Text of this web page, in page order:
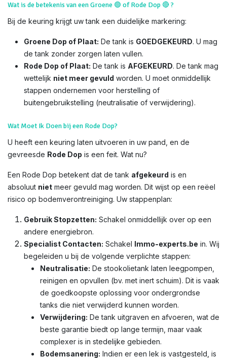
Wat is de betekenis van een Groene 🟢 of Rode Dop🔴?
Bij de keuring krijgt uw tank een duidelijke markering:
Groene Dop of Plaat: De tank is GOEDGEKEURD. U mag
de tank zonder zorgen laten vullen.
Rode Dop of Plaat: De tank is AFGEKEURD. De tank mag
wettelijk niet meer gevuld worden. U moet onmiddellijk
stappen ondernemen voor herstelling of
buitengebruikstelling (neutralisatie of verwijdering).
Wat Moet Ik Doen bij een Rode Dop?
U heeft een keuring laten uitvoeren in uw pand, en de
gevreesde Rode Dop is een feit. Wat nu?
Een Rode Dop betekent dat de tank afgekeurd is en
absoluut niet meer gevuld mag worden. Dit wijst op een reëel
risico op bodemverontreiniging. Uw stappenplan:
Gebruik Stopzetten: Schakel onmiddellijk over op een
andere energiebron.
Specialist Contacten: Schakel Immo-experts.be in. Wij
begeleiden u bij de volgende verplichte stappen:
Neutralisatie: De stookolietank laten leegpompen,
reinigen en opvullen (bv. met inert schuim). Dit is vaak
de goedkoopste oplossing voor ondergrondse
tanks die niet verwijderd kunnen worden.
Verwijdering: De tank uitgraven en afvoeren, wat de
beste garantie biedt op lange termijn, maar vaak
complexer is in stedelijke gebieden.
Bodemsanering: Indien er een lek is vastgesteld, is